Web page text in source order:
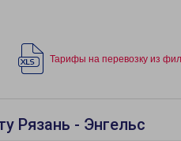
Тарифы на перевозку из
Рязань - Энгельс